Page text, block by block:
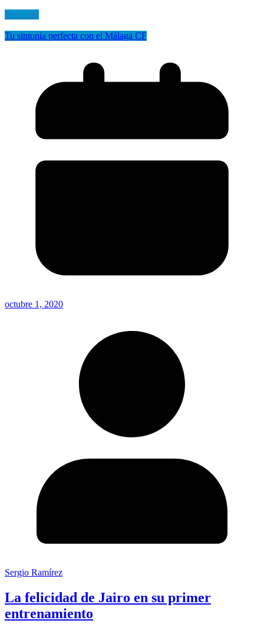
Leer más
Tu sintonía perfecta con el Málaga CF
octubre 1, 2020
Sergio Ramírez
La felicidad de Jairo en su primer
entrenamiento